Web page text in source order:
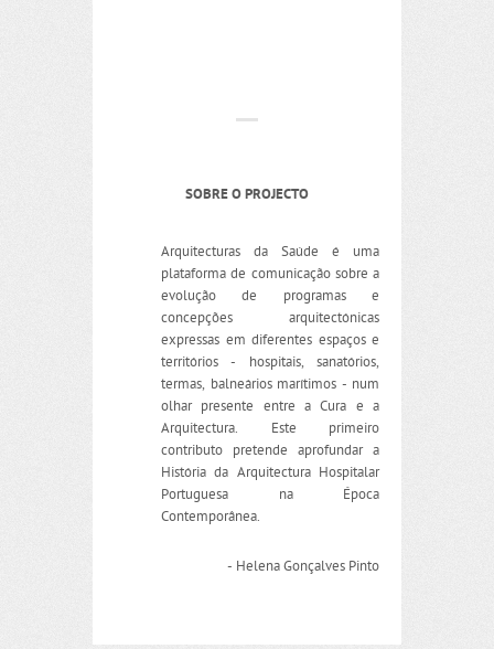
SOBRE O PROJECTO
Arquitecturas da Saúde é uma
plataforma de comunicação sobre a
evolução de programas e
concepções arquitectónicas
expressas em diferentes espaços e
territórios - hospitais, sanatórios,
termas, balneários marítimos - num
olhar presente entre a Cura e a
Arquitectura. Este primeiro
contributo pretende aprofundar a
História da Arquitectura Hospitalar
Portuguesa na Época
Contemporânea.
- Helena Gonçalves Pinto